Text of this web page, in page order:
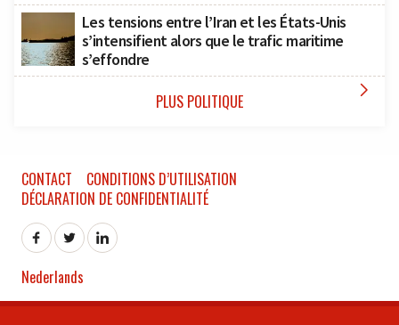
Les tensions entre l’Iran et les États-Unis
s’intensifient alors que le trafic maritime
s’effondre
PLUS POLITIQUE 
CONTACT
CONDITIONS D’UTILISATION
DÉCLARATION DE CONFIDENTIALITÉ
Nederlands